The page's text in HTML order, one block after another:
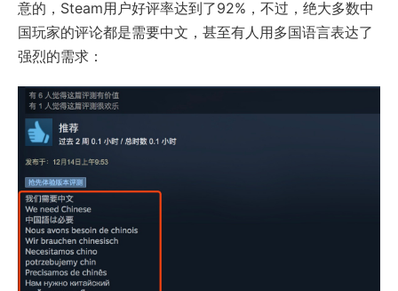
意的，Steam用户好评率达到了92%，不过，绝大多数中
国玩家的评论都是需要中文，甚至有人用多国语言表达了
强烈的需求：